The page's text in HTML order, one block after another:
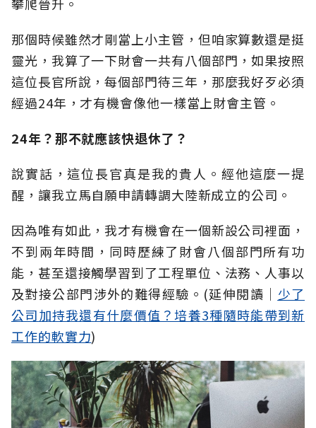
那個時候雖然才剛當上小主管，但咱家算數還是挺
靈光，我算了一下財會一共有八個部門，如果按照
這位長官所說，每個部門待三年，那麼我好歹必須
經過24年，才有機會像他一樣當上財會主管。
24年？那不就應該快退休了？
說實話，這位長官真是我的貴人。經他這麼一提
醒，讓我立馬自願申請轉調大陸新成立的公司。
因為唯有如此，我才有機會在一個新設公司裡面，
不到兩年時間，同時歷練了財會八個部門所有功
能，甚至還接觸學習到了工程單位、法務、人事以
及對接公部門涉外的難得經驗。(延伸閱讀│ 少了
公司加持我還有什麼價值？培養3種隨時能帶到新
工作的軟實力)